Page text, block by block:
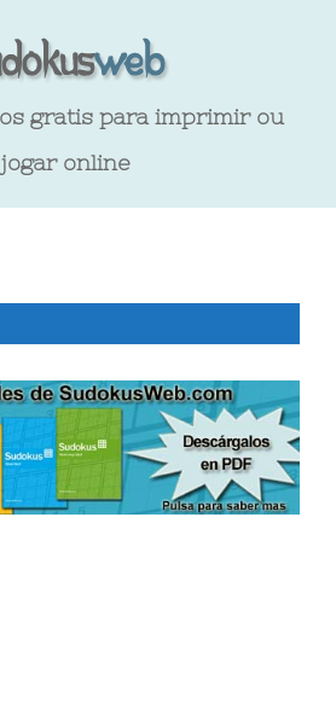
gratis para imprimir ou
jogar online